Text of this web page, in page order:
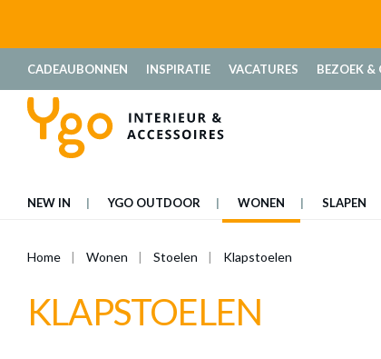
CADEAUBONNEN INSPIRATIE VACATURES BEZOEK &
NEW IN YGO OUTDOOR WONEN SLAPEN
Home Wonen Stoelen Klapstoelen
KLAPSTOELEN